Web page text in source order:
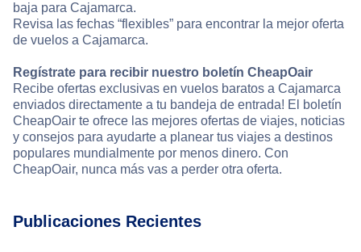
baja para Cajamarca.
Revisa las fechas “flexibles” para encontrar la mejor oferta
de vuelos a Cajamarca.
Regístrate para recibir nuestro boletín CheapOair
Recibe ofertas exclusivas en vuelos baratos a Cajamarca
enviados directamente a tu bandeja de entrada! El boletín
CheapOair te ofrece las mejores ofertas de viajes, noticias
y consejos para ayudarte a planear tus viajes a destinos
populares mundialmente por menos dinero. Con
CheapOair, nunca más vas a perder otra oferta.
Publicaciones Recientes